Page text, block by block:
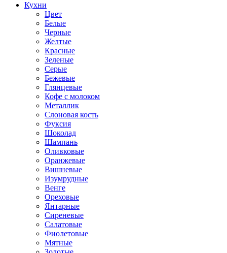
Кухни
Цвет
Белые
Черные
Желтые
Красные
Зеленые
Серые
Бежевые
Глянцевые
Кофе с молоком
Металлик
Слоновая кость
Фуксия
Шоколад
Шампань
Оливковые
Оранжевые
Вишневые
Изумрудные
Венге
Ореховые
Янтарные
Сиреневые
Салатовые
Фиолетовые
Мятные